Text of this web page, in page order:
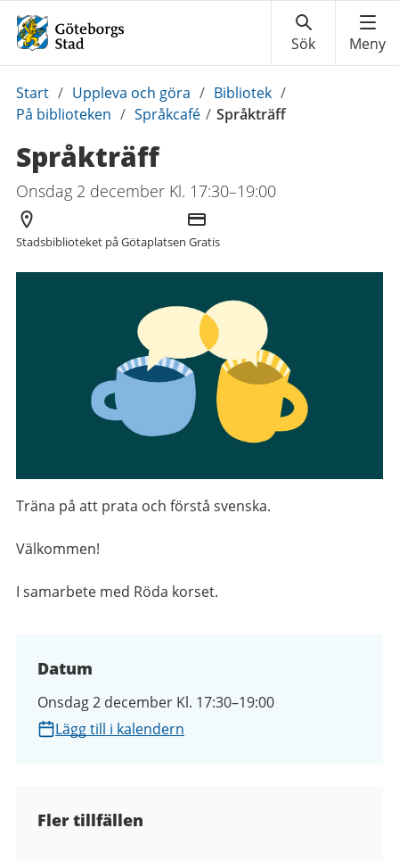
Du
är
Start / Uppleva och göra / Bibliotek /
På biblioteken / Språkcafé / Språkträff
Språkträff
Onsdag 2 december Kl. 17:30–19:00
Arrangör
Stadsbiblioteket på Götaplatsen
Kostnad
Gratis
Träna på att prata och förstå svenska.
Välkommen!
I samarbete med Röda korset.
Datum
Onsdag 2 december Kl. 17:30–19:00
Lägg till i kalendern
Fler tillfällen